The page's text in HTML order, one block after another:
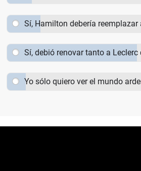
Sí, Hamilton debería reemplazar
Sí, debió renovar tanto a
Yo sólo quiero ver el mundo